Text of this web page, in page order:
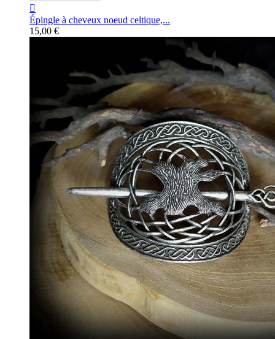

Épingle à cheveux noeud celtique,...
15,00 €